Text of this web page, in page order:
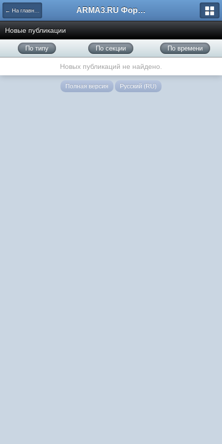
← На главную ARMA3.RU Форум
Новые публикации
По типу По секции По времени
Новых публикаций не найдено.
Полная версия Русский (RU)